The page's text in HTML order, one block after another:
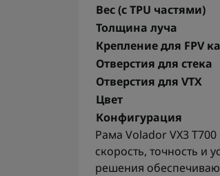
Вес (с TPU частями)
Толщина луча
Крепление для FPV
Отверстия для стека
Отверстия для VTX
Цвет
Конфигурация
Рама Volador VX3
скорость, точность и
решения